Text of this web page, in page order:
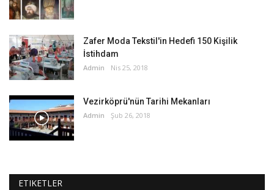
Zafer Moda Tekstil'in Hedefi 150 Kişilik
İstihdam
Admin Nis 25, 2018
Vezirköprü'nün Tarihi Mekanları
Admin Şub 26, 2018
ETIKETLER